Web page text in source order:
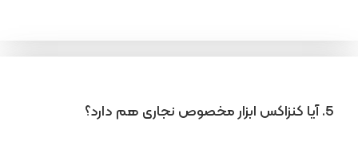
5. آیا کنزاکس ابزار مخصوص نجاری هم دارد؟